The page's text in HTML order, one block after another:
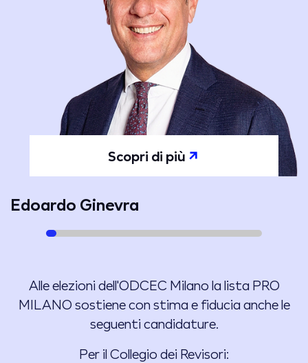
Scopri di più
Edoardo Ginevra
Alle elezioni dell'ODCEC Milano la lista PRO
MILANO sostiene con stima e fiducia anche le
seguenti candidature.
Per il Collegio dei Revisori: